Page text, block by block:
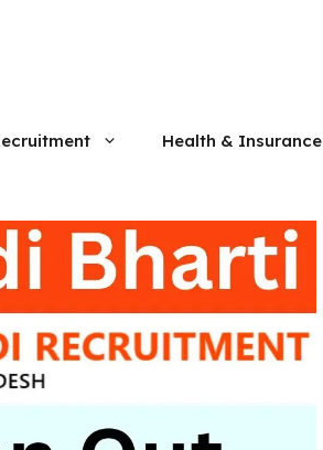
Health & Insurance